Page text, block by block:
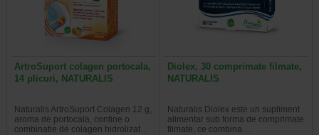
ArtroSuport colagen portocala,
14 plicuri, NATURALIS
Naturalis ArtroSuport Colagen 12 g,
aroma de portocala, contine o
combinatie de colagen hidrolizat…
Diolex, 30 comprimate filmate,
NATURALIS
Naturalis Diolex este un supliment
alimentar sub forma de comprimate
filmate, ce combina…